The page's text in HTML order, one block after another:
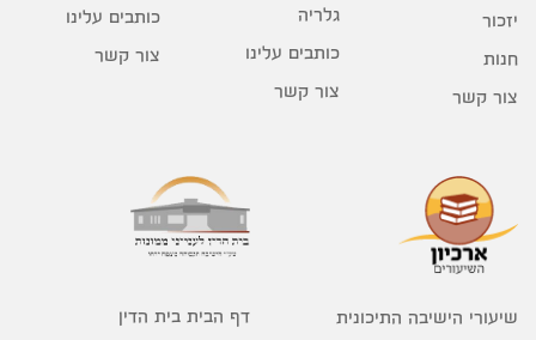
יזכור
חנות
צור קשר
גלריה
כותבים עלינו
צור קשר
כותבים עלינו
צור קשר
שיעורי הישיבה התיכונית
דף הבית בית הדין